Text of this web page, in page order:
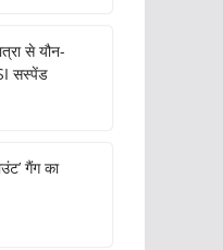
से यौन-
सस्पेंड
गैंग का